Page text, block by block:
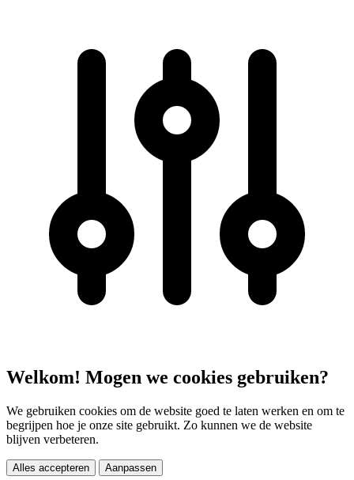
Welkom! Mogen we cookies gebruiken?
We gebruiken cookies om de website goed te laten werken en om te
begrijpen hoe je onze site gebruikt. Zo kunnen we de website
blijven verbeteren.
Alles accepteren Aanpassen